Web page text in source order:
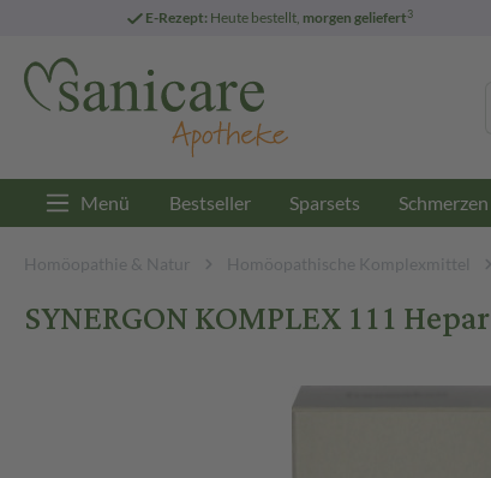
E-Rezept: Heute bestellt, morgen geliefert3
Menü Bestseller Sparsets
Homöopathie & Natur Homöopathische Komplexmittel
SYNERGON KOMPLEX 111